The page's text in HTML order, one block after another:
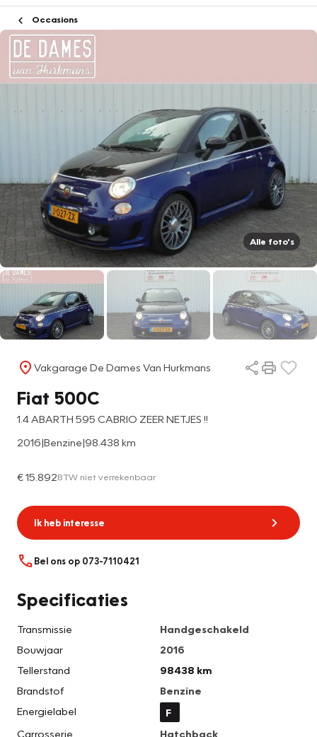
Occasions
Alle foto's
Vakgarage De Dames Van Hurkmans
Fiat 500C
1.4 ABARTH 595 CABRIO ZEER NETJES !!
2016|Benzine|98.438 km
€ 15.892BTW niet verrekenbaar
Ik heb interesse
Bel ons op 073-7110421
Specificaties
Transmissie
Handgeschakeld
Bouwjaar
2016
Tellerstand
98438 km
Brandstof
Benzine
Energielabel
F
Carrosserie
Hatchback